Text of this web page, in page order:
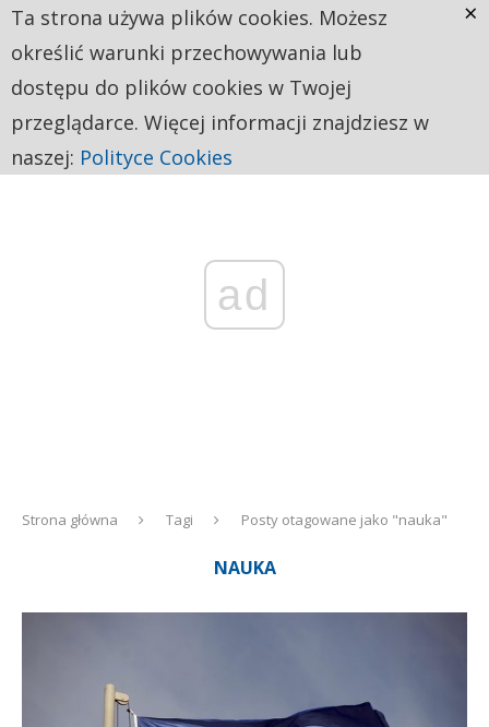
ad
Strona główna Tagi Posty otagowane jako "nauka"
NAUKA
Ta strona używa plików cookies. Możesz
określić warunki przechowywania lub
dostępu do plików cookies w Twojej
przeglądarce. Więcej informacji znajdziesz w
naszej: Polityce Cookies
×